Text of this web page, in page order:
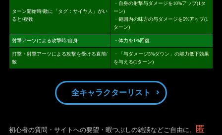
ターン開始時/敵に「タグ：サイヤ人」がい
ると/複数
・自身の射撃与ダメージを10%アップ(1タ
ーン)
・範囲内の味方の与ダメージを5%アップ(1
ターン)
射撃アーツによる攻撃時/自身 ・体力を1%回復
打撃・射撃アーツによる攻撃を受ける直前/
敵
・「与ダメージ5%ダウン」の能力低下効果
を与える(1ターン)
全キャラクターリスト
初心者の質問・サイトへの要望・暇つぶしの雑談などご自由に。
匿